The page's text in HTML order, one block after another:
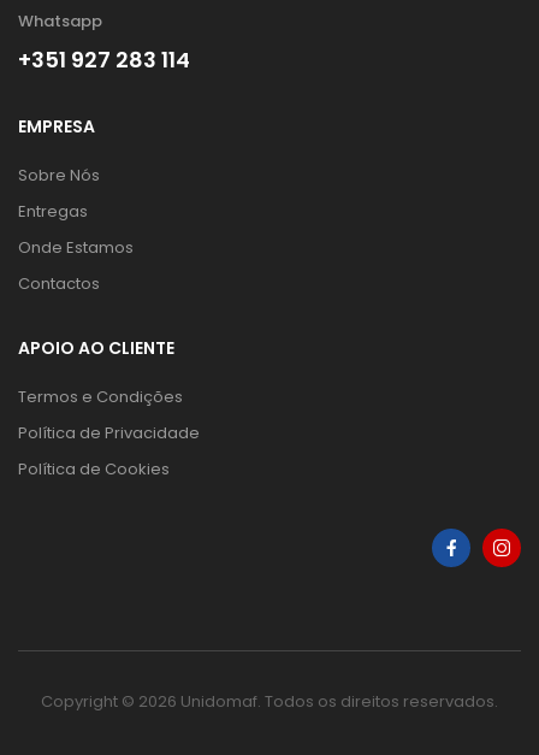
Whatsapp
+351 927 283 114
EMPRESA
Sobre Nós
Entregas
Onde Estamos
Contactos
APOIO AO CLIENTE
Termos e Condições
Política de Privacidade
Política de Cookies
Copyright © 2026 Unidomaf. Todos os direitos reservados.